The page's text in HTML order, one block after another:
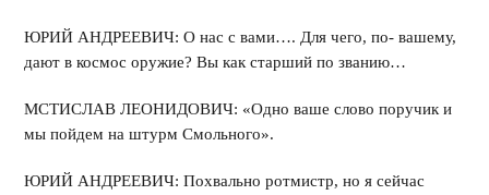
ЮРИЙ АНДРЕЕВИЧ: О нас с вами…. Для чего, по- вашему,
дают в космос оружие? Вы как старший по званию…
МСТИСЛАВ ЛЕОНИДОВИЧ: «Одно ваше слово поручик и
мы пойдем на штурм Смольного».
ЮРИЙ АНДРЕЕВИЧ: Похвально ротмистр, но я сейчас